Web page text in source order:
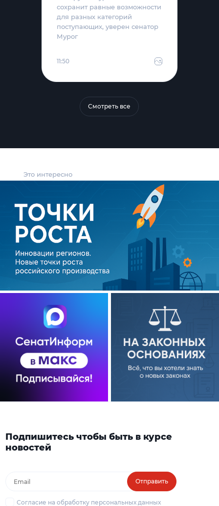
Это интересно
сохранит равные возможности
для разных категорий
поступающих, уверен сенатор
Мурог
11:50
Смотреть все
Подпишитесь чтобы быть в курсе
новостей
Отправить
Согласие на обработку персональных данных